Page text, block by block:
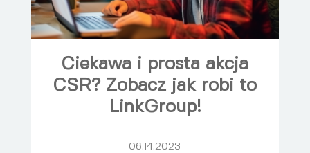
Ciekawa i prosta akcja
CSR? Zobacz jak robi to
LinkGroup!
06.14.2023